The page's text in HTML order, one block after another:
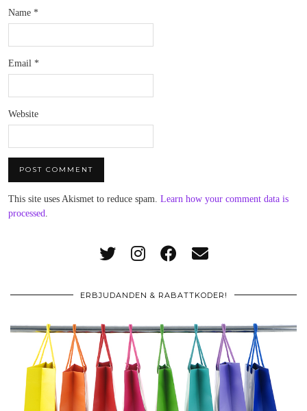
Name *
Email *
Website
This site uses Akismet to reduce spam. Learn how your comment data is
processed
ERBJUDANDEN & RABATTKODER!